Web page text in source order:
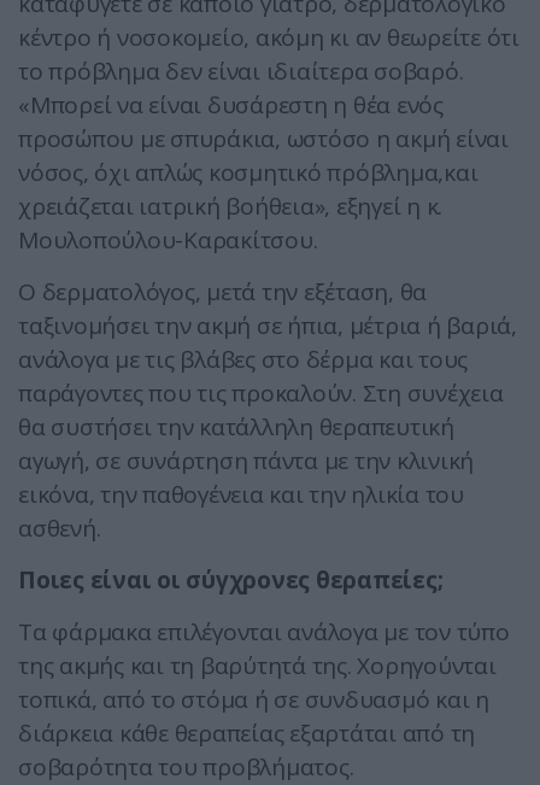
κέντρο ή νοσοκομείο, ακόμη κι αν θεωρείτε ότι
το πρόβλημα δεν είναι ιδιαίτερα σοβαρό.
«Μπορεί να είναι δυσάρεστη η θέα ενός
προσώπου με σπυράκια, ωστόσο η ακμή είναι
νόσος, όχι απλώς κοσμητικό πρόβλημα,και
χρειάζεται ιατρική βοήθεια», εξηγεί η κ.
Μουλοπούλου-Καρακίτσου.
Ο δερματολόγος, μετά την εξέταση, θα
ταξινομήσει την ακμή σε ήπια, μέτρια ή βαριά,
ανάλογα με τις βλάβες στο δέρμα και τους
παράγοντες που τις προκαλούν. Στη συνέχεια
θα συστήσει την κατάλληλη θεραπευτική
αγωγή, σε συνάρτηση πάντα με την κλινική
εικόνα, την παθογένεια και την ηλικία του
ασθενή.
Ποιες είναι οι σύγχρονες θεραπείες;
Τα φάρμακα επιλέγονται ανάλογα με τον τύπο
της ακμής και τη βαρύτητά της. Χορηγούνται
τοπικά, από το στόμα ή σε συνδυασμό και η
διάρκεια κάθε θεραπείας εξαρτάται από τη
σοβαρότητα του προβλήματος.